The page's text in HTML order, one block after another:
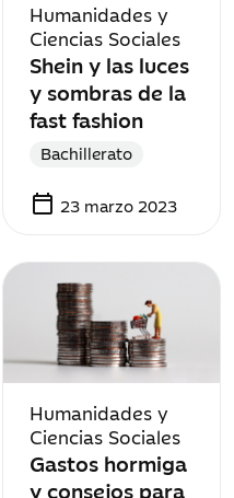
Humanidades y
Ciencias Sociales
Shein y las luces
y sombras de la
fast fashion
Bachillerato
calendar_today 23 marzo 2023
Humanidades y
Ciencias Sociales
Gastos hormiga
y consejos para